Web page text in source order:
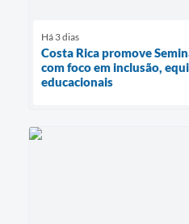
Há 3 dias
Costa Rica promove
com foco em inclusão,
educacionais